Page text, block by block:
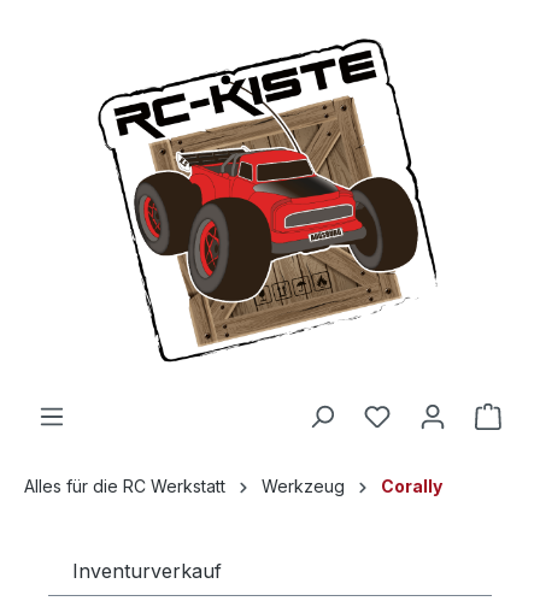
Alles für die RC Werkstatt Werkzeug Corally
Inventurverkauf